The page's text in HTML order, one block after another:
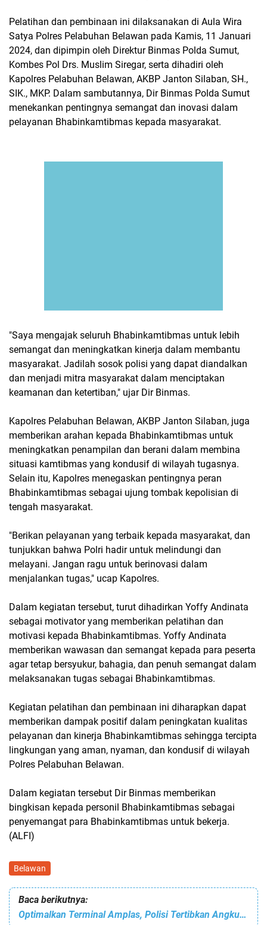
Pelatihan dan pembinaan ini dilaksanakan di Aula Wira
Satya Polres Pelabuhan Belawan pada Kamis, 11 Januari
2024, dan dipimpin oleh Direktur Binmas Polda Sumut,
Kombes Pol Drs. Muslim Siregar, serta dihadiri oleh
Kapolres Pelabuhan Belawan, AKBP Janton Silaban, SH.,
SIK., MKP. Dalam sambutannya, Dir Binmas Polda Sumut
menekankan pentingnya semangat dan inovasi dalam
pelayanan Bhabinkamtibmas kepada masyarakat.
"Saya mengajak seluruh Bhabinkamtibmas untuk lebih
semangat dan meningkatkan kinerja dalam membantu
masyarakat. Jadilah sosok polisi yang dapat diandalkan
dan menjadi mitra masyarakat dalam menciptakan
keamanan dan ketertiban," ujar Dir Binmas.
Kapolres Pelabuhan Belawan, AKBP Janton Silaban, juga
memberikan arahan kepada Bhabinkamtibmas untuk
meningkatkan penampilan dan berani dalam membina
situasi kamtibmas yang kondusif di wilayah tugasnya.
Selain itu, Kapolres menegaskan pentingnya peran
Bhabinkamtibmas sebagai ujung tombak kepolisian di
tengah masyarakat.
"Berikan pelayanan yang terbaik kepada masyarakat, dan
tunjukkan bahwa Polri hadir untuk melindungi dan
melayani. Jangan ragu untuk berinovasi dalam
menjalankan tugas," ucap Kapolres.
Dalam kegiatan tersebut, turut dihadirkan Yoffy Andinata
sebagai motivator yang memberikan pelatihan dan
motivasi kepada Bhabinkamtibmas. Yoffy Andinata
memberikan wawasan dan semangat kepada para peserta
agar tetap bersyukur, bahagia, dan penuh semangat dalam
melaksanakan tugas sebagai Bhabinkamtibmas.
Kegiatan pelatihan dan pembinaan ini diharapkan dapat
memberikan dampak positif dalam peningkatan kualitas
pelayanan dan kinerja Bhabinkamtibmas sehingga tercipta
lingkungan yang aman, nyaman, dan kondusif di wilayah
Polres Pelabuhan Belawan.
Dalam kegiatan tersebut Dir Binmas memberikan
bingkisan kepada personil Bhabinkamtibmas sebagai
penyemangat para Bhabinkamtibmas untuk bekerja.
(ALFI)
Belawan
Baca berikutnya:
Optimalkan Terminal Amplas, Polisi Tertibkan Angkutan Umum Mangkal di Jalan SM Raja Medan